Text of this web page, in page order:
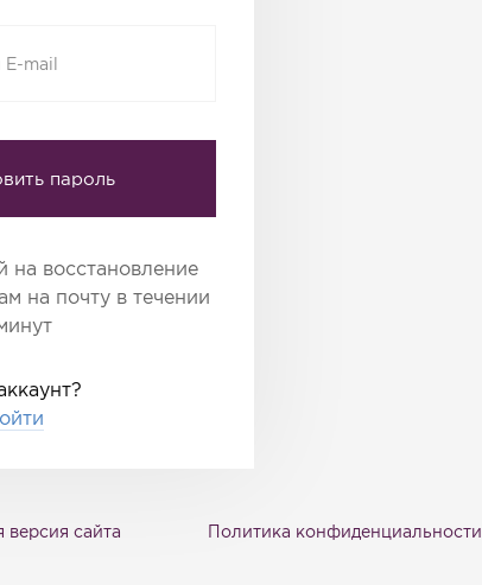
пароль
на восстановление
на почту в течении
версия сайта Политика конфиденциальности